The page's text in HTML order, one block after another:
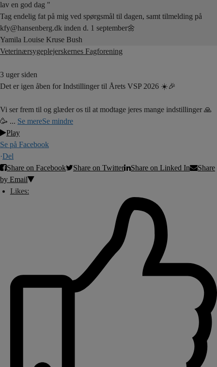
lav en god dag "
Tag endelig fat på mig ved spørgsmål til dagen, samt tilmelding på
kfy@hansenberg.dk inden d. 1 september🌼
Yamila Louise Kruse Bush
Veterinærsygeplejerskernes Fagforening
3 uger siden
Det er igen åben for Indstillinger til Årets VSP 2026 ☀️🎉
Vi ser frem til og glæder os til at modtage jeres mange indstillinger 🙏
🥳 ... Se mereSe mindre
Play
Se på Facebook
·Del
Share on Facebook
Share on Twitter Share on Linked In
Share
by Email
Likes: